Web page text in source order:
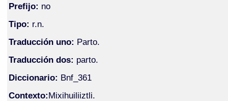
Prefijo: no
Tipo: r.n.
Traducción uno: Parto.
Traducción dos: parto.
Diccionario: Bnf_361
Contexto:Mixihuiliiztli.